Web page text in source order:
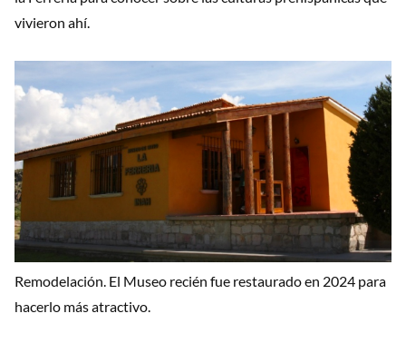
vivieron ahí.
Remodelación. El Museo recién fue restaurado en 2024 para
hacerlo más atractivo.